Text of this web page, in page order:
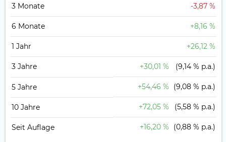
3 Monate -3,87 %
6 Monate +8,16 %
1 Jahr +26,12 %
3 Jahre +30,01 % (9,14 % p.a.)
5 Jahre +54,46 % (9,08 % p.a.)
10 Jahre +72,05 % (5,58 % p.a.)
Seit Auflage +16,20 % (0,88 % p.a.)